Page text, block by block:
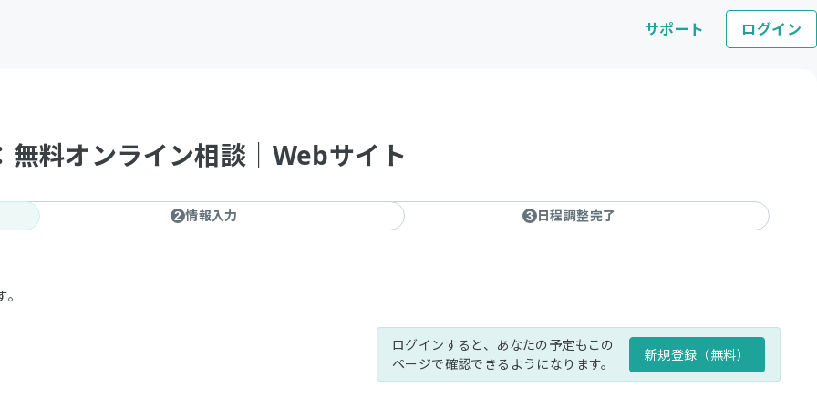
サポート ログイン
料オンライン相談｜Webサイト
2 情報入力 3 日程調整完了
ログインすると、あなたの予定もこの
ページで確認できるようになります。
新規登録（無料）